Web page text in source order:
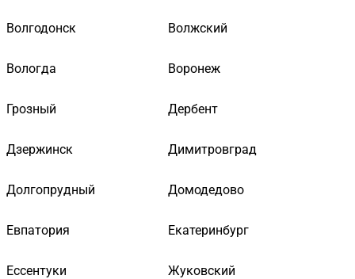
Волгодонск Волжский
Вологда Воронеж
Грозный Дербент
Дзержинск Димитровград
Долгопрудный Домодедово
Евпатория Екатеринбург
Ессентуки Жуковский